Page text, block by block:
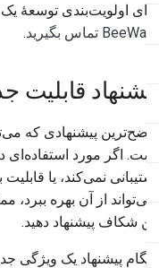
برای اولویت‌بندی توسعهٔ
BeeWare تماس بگیرید
.
پیشنهاد قابلیت
نمی‌تواند از آن بهره
این شکاف پیشنهاد دهید.
هنگام پیشنهاد یک ویژگی